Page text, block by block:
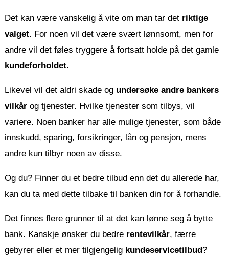
Det kan være vanskelig å vite om man tar det riktige
valget. For noen vil det være svært lønnsomt, men for
andre vil det føles tryggere å fortsatt holde på det gamle
kundeforholdet.
Likevel vil det aldri skade og undersøke andre bankers
vilkårog tjenester. Hvilke tjenester som tilbys, vil
variere. Noen banker har alle mulige tjenester, som både
innskudd, sparing, forsikringer, lån og pensjon, mens
andre kun tilbyr noen av disse.
Og du? Finner du et bedre tilbud enn det du allerede har,
kan du ta med dette tilbake til banken din for å forhandle.
Det finnes flere grunner til at det kan lønne seg å bytte
bank. Kanskje ønsker du bedre rentevilkår, færre
gebyrer eller et mer tilgjengelig kundeservicetilbud?